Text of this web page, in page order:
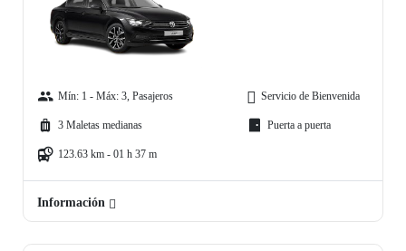
Mín: 1 - Máx: 3, Pasajeros
3 Maletas medianas
123.63 km - 01 h 37 m
Servicio de Bienvenida
Puerta a puerta
Información